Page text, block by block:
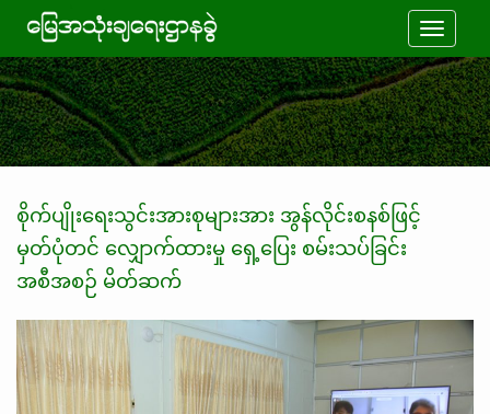
Toggle
စိုက်ပျိုးရေးသွင်းအားစုများအား အွန်လိုင်းစနစ်ဖြင့်
မှတ်ပုံတင် လျှောက်ထားမှု ရှေ့ပြေး စမ်းသပ်ခြင်း
အစီအစဉ် မိတ်ဆက်